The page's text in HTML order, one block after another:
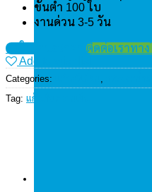
ขั้นต่ำ 100 ใบ
งานด่วน 3-5 วัน
ขอใบเสนอราคา
ติดต่อเราทา
Add to wishlist
Categories: ,
Tag: แก้วเก็บความเย็น